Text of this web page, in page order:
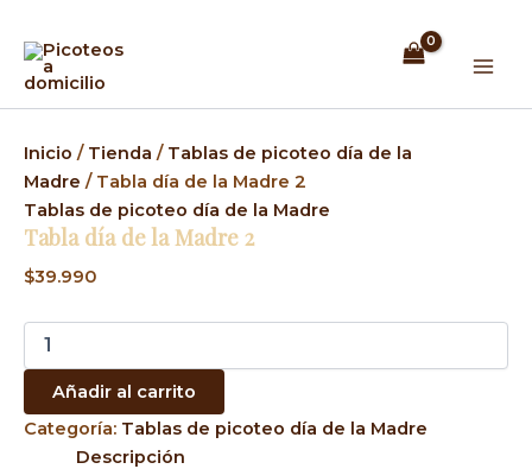
contenido
Inicio / Tienda / Tablas de picoteo día de la
Madre / Tabla día de la Madre 2
Tablas de picoteo día de la Madre
Tabla día de la Madre 2
$39.990
de
la
Madre
cantidad
Añadir al carrito
Categoría: Tablas de picoteo día de la Madre
Descripción